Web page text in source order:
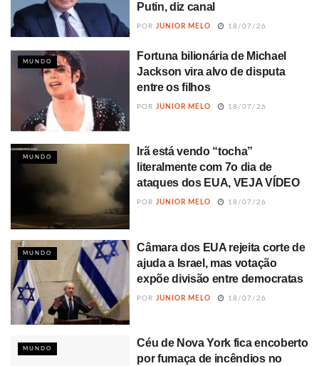
Putin, diz canal
POR JUNIOR MELO 18/07/26
MUNDO
Fortuna bilionária de Michael
Jackson vira alvo de disputa
entre os filhos
POR JUNIOR MELO 18/07/26
MUNDO
Irã está vendo “tocha”
literalmente com 7o dia de
ataques dos EUA, VEJA VÍDEO
POR JUNIOR MELO 18/07/26
MUNDO
Câmara dos EUA rejeita corte de
ajuda a Israel, mas votação
expõe divisão entre democratas
POR JUNIOR MELO 18/07/26
MUNDO
Céu de Nova York fica encoberto
por fumaça de incêndios no